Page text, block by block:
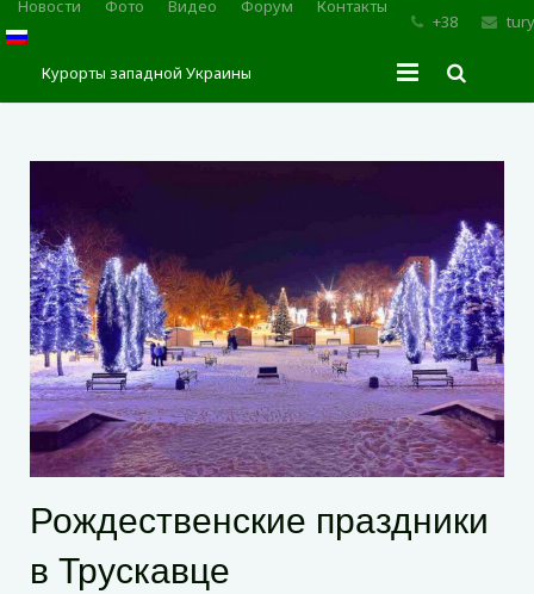
Новости Фото Видео Форум Контакты
+38
Курорты западной Украины
Сходница
Моршин
Карпаты
Рождественские праздники
в Трускавце